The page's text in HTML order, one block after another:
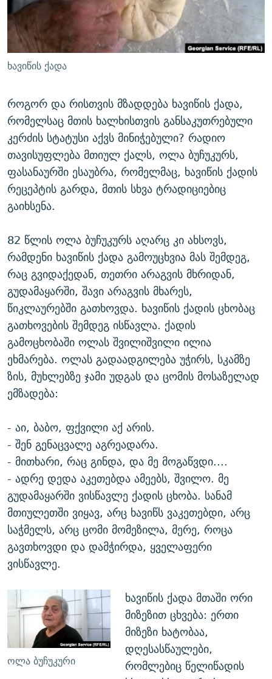
ᲛᲝᲚᲐᲞᲐᲠᲐᲙᲔ ᲢᲔᲥᲡᲢᲔᲑᲘ
ᲨᲘᲜ - ᲣᲪᲮᲝᲔᲗᲨᲘ
ᲚᲘᲢᲔᲠᲐᲢᲣᲠᲣᲚᲘ ᲬᲐᲮᲜᲐᲒᲔᲑᲘ
ᲘᲛᲞᲔᲠᲘᲐ ᲓᲐ ᲠᲐᲓᲘᲝ
ᲩᲔᲛᲘ ᲡᲘᲙᲕᲓᲘᲚᲘᲡ ᲛᲘᲖᲔᲖᲘᲐ COVID-19
11 ᲬᲔᲚᲘ - 11 ᲐᲛᲑᲐᲕᲘ
ᲡᲐᲞᲐᲠᲚᲐᲛᲔᲜᲢᲝ ᲐᲠᲩᲔᲕᲜᲔᲑᲘᲡ ᲘᲡᲢᲝᲠᲘᲐ
5 ᲐᲛᲑᲐᲕᲘ - 20 ᲘᲕᲜᲘᲡᲡ ᲓᲐᲨᲐᲕᲔᲑᲣᲚᲔᲑᲘ
ᲐᲒᲕᲘᲡᲢᲝᲡ ᲝᲛᲘ
ПРИВЕТ ᲙᲣᲚᲢᲣᲠᲐ
ᲒᲐᲛᲝᲘᲬᲔᲠᲔ
რთე/რთ-ის ყველა საიტი
ხავიწის ქადა
როგორ და რისთვის მზადდება ხავიწის ქადა,
რომელსაც მთის ხალხისთვის განსაკუთრებული
კერძის სტატუსი აქვს მინიჭებული? რადიო
თავისუფლება მთიულ ქალს, ოლა ბუჩუკურს,
ფასანაურში ესაუბრა, რომელმაც, ხავიწის ქადის
რეცეპტის გარდა, მთის სხვა ტრადიციებიც
გაიხსენა.
82 წლის ოლა ბუჩუკურს აღარც კი ახსოვს,
რამდენი ხავიწის ქადა გამოუცხვია მას შემდეგ,
რაც გვიდაქედან, თეთრი არაგვის მხრიდან,
გუდამაყარში, შავი არაგვის მხარეს,
წიკლაურებში გათხოვდა. ხავიწის ქადის ცხობაც
გათხოვების შემდეგ ისწავლა. ქადის
გამოცხობაში ოლას შვილიშვილი ილია
ეხმარება. ოლას გადაადგილება უჭირს, სკამზე
ზის, მუხლებზე ჯამი უდგას და ცომის მოსაზელად
ემზადება:
- აი, ბაბო, ფქვილი აქ არის.
- შენ გენაცვალე აგრეადარა.
- მითხარი, რაც გინდა, და მე მოგაწვდი....
- ადრე დედა აკეთებდა ამეებს, შვილო. მე
გუდამაყარში ვისწავლე ქადის ცხობა. სანამ
მთიულეთში ვიყავ, არც ხავიწს ვაკეთებდი, არც
საჭმელს, არც ცომი მომეზილა, მერე, როცა
გავთხოვდი და დამჭირდა, ყველაფერი
ვისწავლე.
ოლა ბუჩუკური
ხავიწის ქადა მთაში ორი
მიზეზით ცხვება: ერთი
მიზეზი ხატობაა,
დღესასწაულები,
რომლებიც წელიწადის